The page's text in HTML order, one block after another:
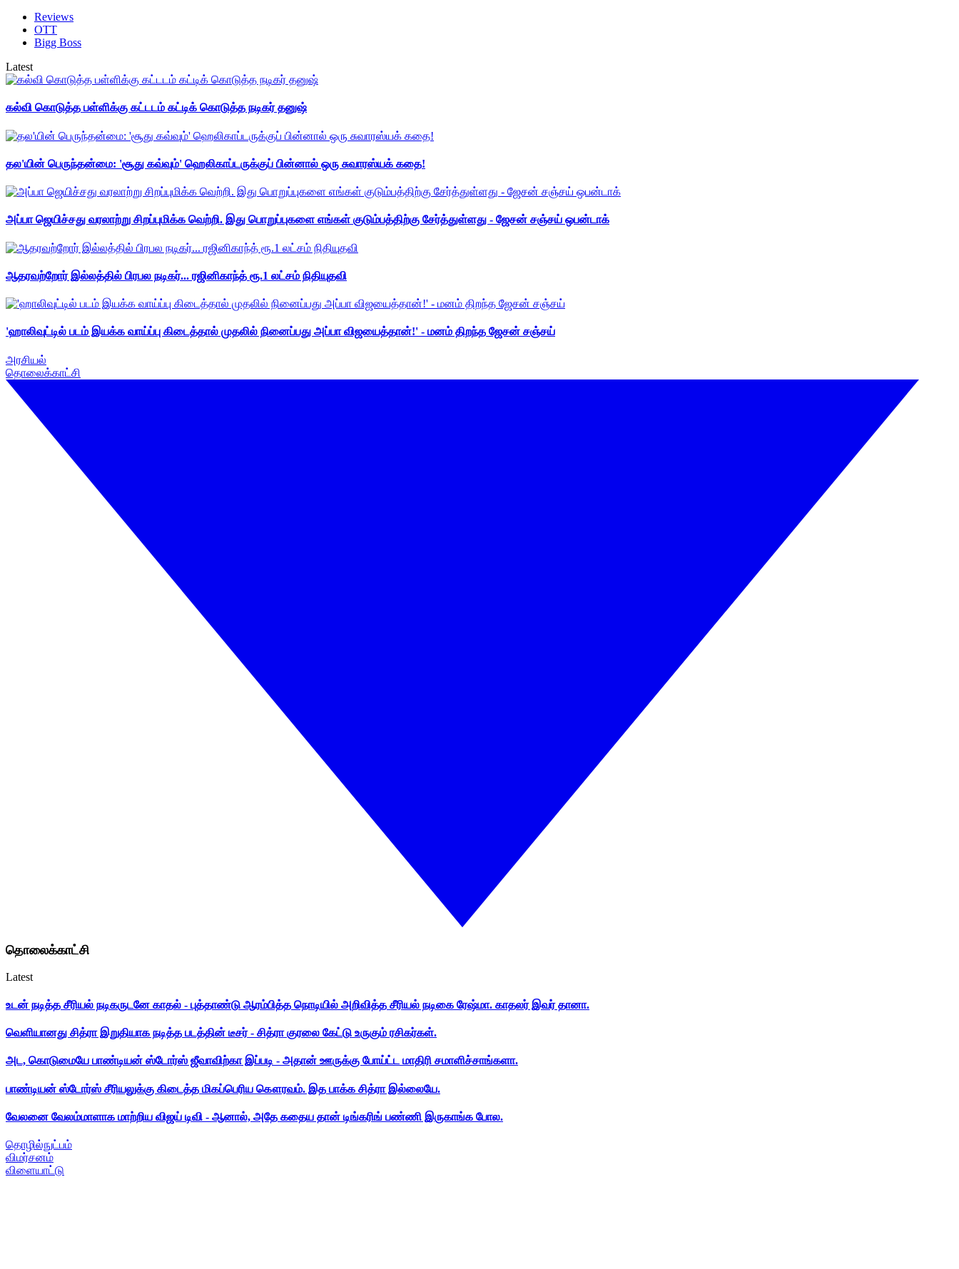
Reviews
OTT
Bigg Boss
Latest
கல்வி கொடுத்த பள்ளிக்கு கட்டடம் கட்டிக் கொடுத்த நடிகர் தனுஷ்
தல'யின் பெருந்தன்மை: 'சூது கவ்வும்' ஹெலிகாப்டருக்குப் பின்னால் ஒரு சுவாரஸ்யக் கதை!
அப்பா ஜெயிச்சது வரலாற்று சிறப்புமிக்க வெற்றி. இது பொறுப்புகளை எங்கள் குடும்பத்திற்கு சேர்த்துள்ளது - ஜேசன் சஞ்சய் ஒபன்டாக்
ஆதரவற்றோர் இல்லத்தில் பிரபல நடிகர்... ரஜினிகாந்த் ரூ.1 லட்சம் நிதியுதவி
'ஹாலிவுட்டில் படம் இயக்க வாய்ப்பு கிடைத்தால் முதலில் நினைப்பது அப்பா விஜயைத்தான்!' - மனம் திறந்த ஜேசன் சஞ்சய்
அரசியல்
தொலைக்காட்சி
தொலைக்காட்சி
Latest
உடன் நடித்த சீரியல் நடிகருடனே காதல் - புத்தாண்டு ஆரம்பித்த நொடியில் அறிவித்த சீரியல் நடிகை ரேஷ்மா. காதலர் இவர் தானா.
வெளியானது சித்ரா இறுதியாக நடித்த படத்தின் டீசர் - சித்ரா குரலை கேட்டு உருகும் ரசிகர்கள்.
அட, கொடுமையே பாண்டியன் ஸ்டோர்ஸ் ஜீவாவிற்கா இப்படி - அதான் ஊருக்கு போய்ட்ட மாதிரி சமாளிச்சாங்களா.
பாண்டியன் ஸ்டோர்ஸ் சீரியலுக்கு கிடைத்த மிகப்பெரிய கௌரவம். இத பாக்க சித்ரா இல்லையே.
வேலனை வேலம்மாளாக மாற்றிய விஜய் டிவி - ஆனால், அதே கதைய தான் டிங்கரிங் பண்ணி இருகாங்க போல.
தொழில்நுட்பம்
விமர்சனம்
விளையாட்டு